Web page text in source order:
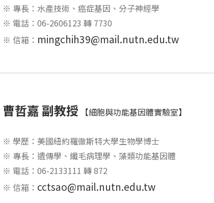
※ 專長：水產技術、癌症基因、分子神經學
※ 電話：06-2606123 轉 7730
※ 信箱： mingchih39@mail.nutn.edu.tw
曹哲嘉 副教授 【細胞與功能基因體實驗室】
※ 學歷：美國紐約羅徹斯特大學生物學博士
※ 專長：遺傳學、纖毛病理學、藻類功能基因體
※ 電話：06-2133111 轉 872
※ 信箱： cctsao@mail.nutn.edu.tw